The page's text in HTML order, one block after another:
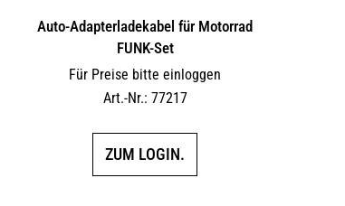
Auto-Adapterladekabel für Motorrad
FUNK-Set
Für Preise bitte einloggen
Art.-Nr.: 77217
ZUM LOGIN.